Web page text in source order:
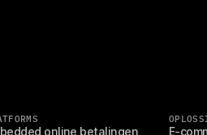
online betalingen E-